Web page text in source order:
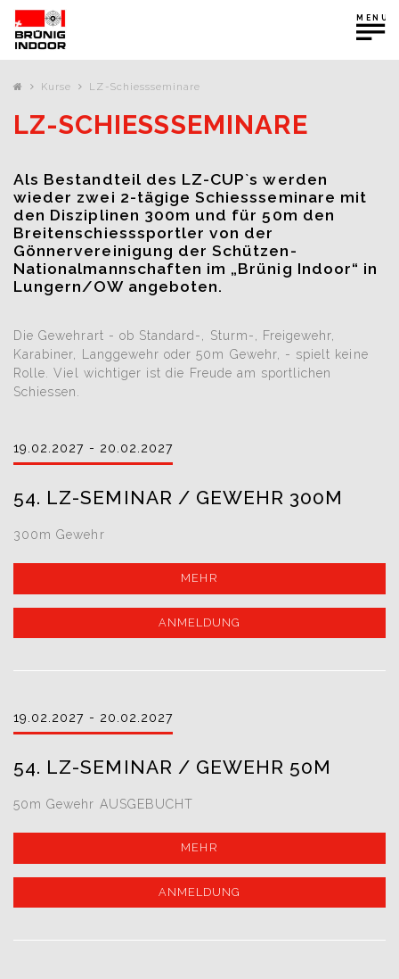
MENU
Kurse LZ-Schiessseminare
LZ-SCHIESSSEMINARE
Als Bestandteil des LZ-CUP`s werden
wieder zwei 2-tägige Schiessseminare mit
den Disziplinen 300m und für 50m den
Breitenschiesssportler von der
Gönnervereinigung der Schützen-
Nationalmannschaften im „Brünig Indoor“ in
Lungern/OW angeboten.
Die Gewehrart - ob Standard-, Sturm-, Freigewehr,
Karabiner, Langgewehr oder 50m Gewehr, - spielt keine
Rolle. Viel wichtiger ist die Freude am sportlichen
Schiessen.
19.02.2027 - 20.02.2027
54. LZ-SEMINAR / GEWEHR 300M
300m Gewehr
MEHR
ANMELDUNG
19.02.2027 - 20.02.2027
54. LZ-SEMINAR / GEWEHR 50M
50m Gewehr AUSGEBUCHT
MEHR
ANMELDUNG